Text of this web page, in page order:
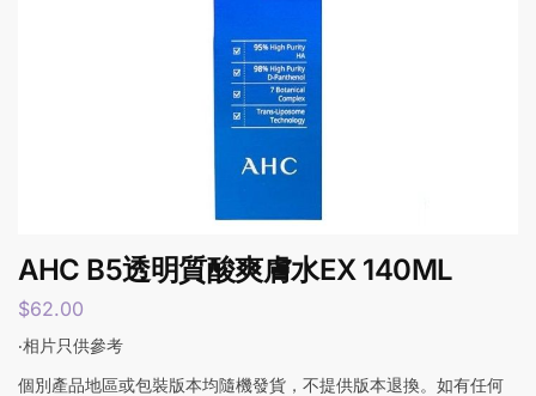
AHC B5透明質酸爽膚水EX 140ML
$62.00
‧相片只供參考
個別產品地區或包裝版本均隨機發貨，不提供版本退換。如有任何